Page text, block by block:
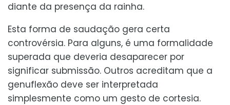
diante da presença da rainha.
Esta forma de saudação gera certa
controvérsia. Para alguns, é uma formalidade
superada que deveria desaparecer por
significar submissão. Outros acreditam que a
genuflexão deve ser interpretada
simplesmente como um gesto de cortesia.